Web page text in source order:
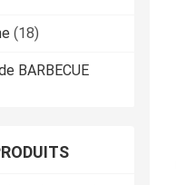
(18)
BARBECUE